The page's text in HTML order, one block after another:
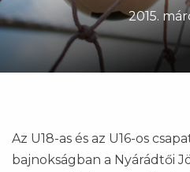
2015.
Az U18-as és az U16-os
bajnokságban a Nyárádtői